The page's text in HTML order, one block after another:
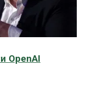
OpenAI